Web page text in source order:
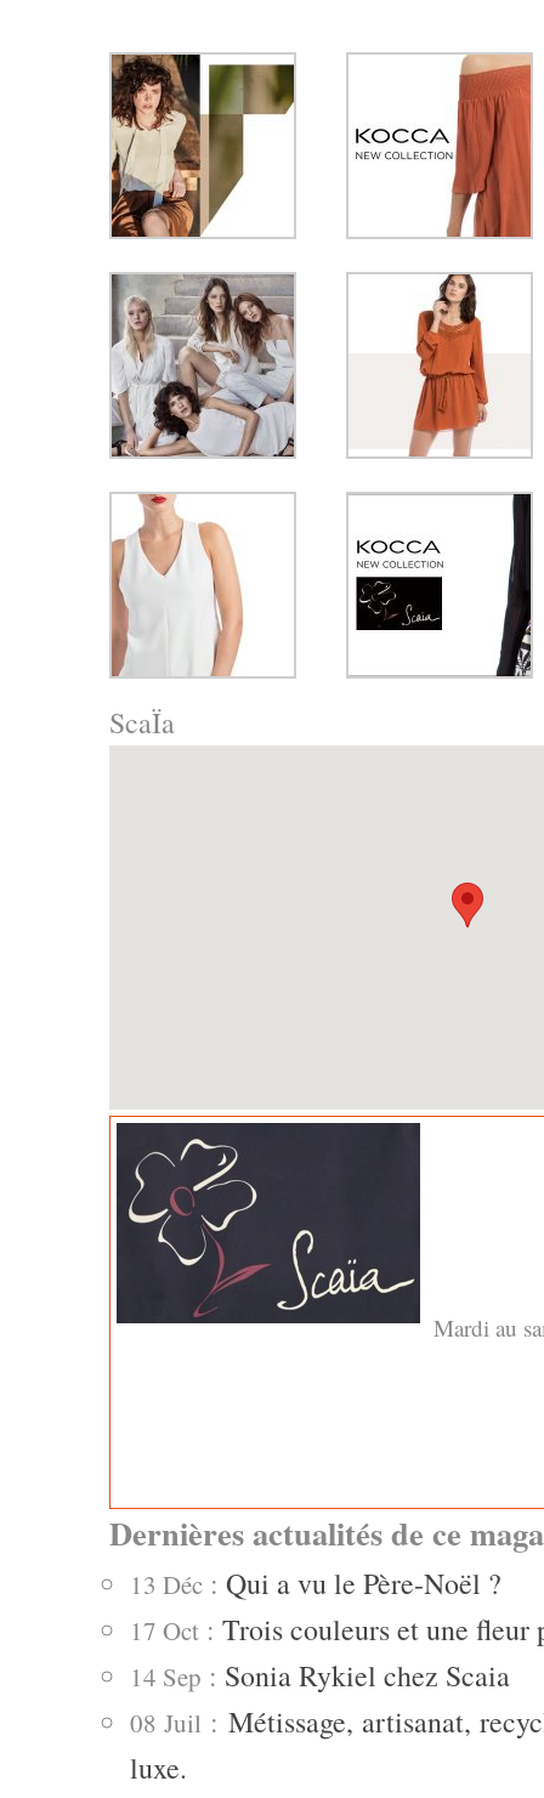
ScaÏa
Mardi au
Dernières actualités de ce
13 Déc : Qui a vu le Père-Noël ?
17 Oct: Trois couleurs et une fleur
14 Sep : Sonia Rykiel chez Scaia
08 Juil : Métissage, artisanat,
luxe.